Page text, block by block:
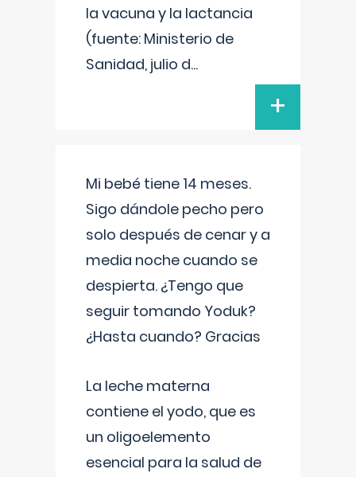
la vacuna y la lactancia
(fuente: Ministerio de
Sanidad, julio d...
+
Mi bebé tiene 14 meses.
Sigo dándole pecho pero
solo después de cenar y a
media noche cuando se
despierta. ¿Tengo que
seguir tomando Yoduk?
¿Hasta cuando? Gracias
La leche materna
contiene el yodo, que es
un oligoelemento
esencial para la salud de